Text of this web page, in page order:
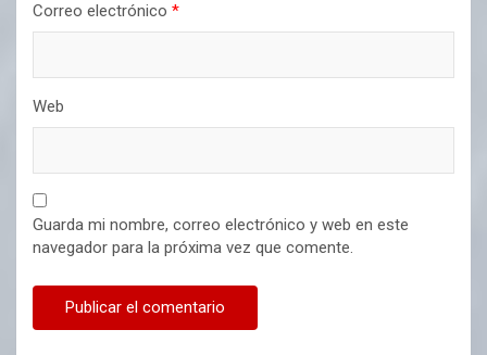
Correo electrónico *
Web
Guarda mi nombre, correo electrónico y web en este
navegador para la próxima vez que comente.